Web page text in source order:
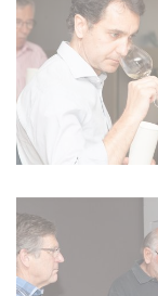
WERBUNG
PRESSE
IMPRESSUM
AGB &